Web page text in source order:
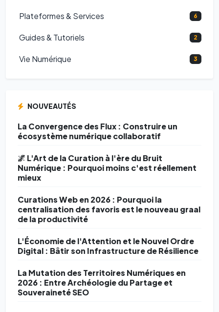
Plateformes & Services 6
Guides & Tutoriels 2
Vie Numérique 3
NOUVEAUTÉS
La Convergence des Flux : Construire un
écosystème numérique collaboratif
🌌 L'Art de la Curation à l'ère du Bruit
Numérique : Pourquoi moins c'est réellement
mieux
Curations Web en 2026 : Pourquoi la
centralisation des favoris est le nouveau graal
de la productivité
L'Économie de l'Attention et le Nouvel Ordre
Digital : Bâtir son Infrastructure de Résilience
La Mutation des Territoires Numériques en
2026 : Entre Archéologie du Partage et
Souveraineté SEO